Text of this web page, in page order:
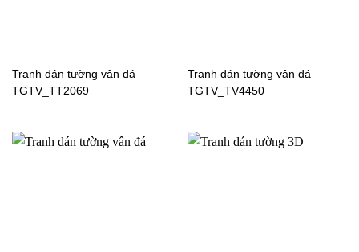
Tranh dán tường vân đá
TGTV_TT2069
Tranh dán tường vân đá
TGTV_TV4450